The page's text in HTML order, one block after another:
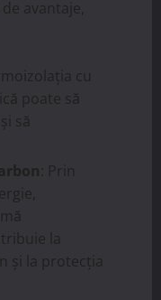
avantaje,
cu
poate să
să
: Prin
la
și la protecția